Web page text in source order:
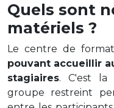
Quels sont
matériels ?
Le centre de
pouvant accueillir
stagiaires. C'est la
groupe restreint